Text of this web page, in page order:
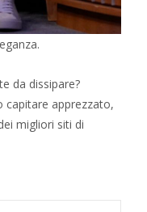
da dissipare?
capitare apprezzato,
migliori siti di